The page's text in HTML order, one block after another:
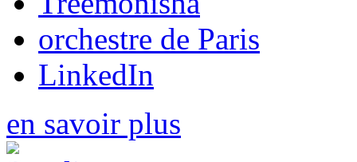
orchestre de Paris
LinkedIn
en savoir plus